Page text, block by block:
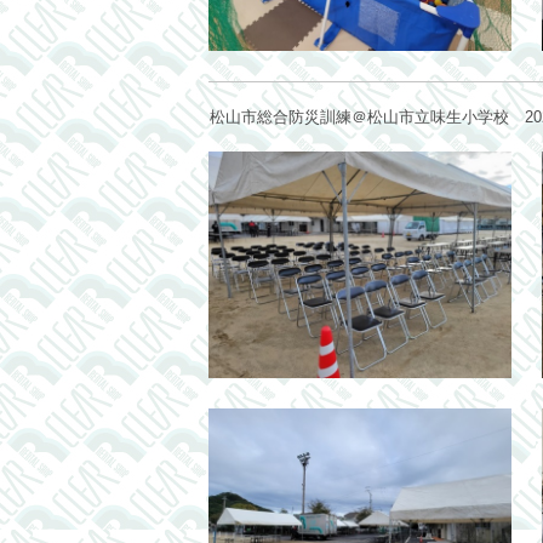
松山市総合防災訓練＠松山市立味生小学校